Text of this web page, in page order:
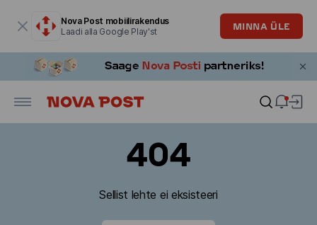
Nova Post mobiilirakendus
Laadi alla Google Play'st
MINNA ÜLE
404
Sellist lehte ei eksisteeri